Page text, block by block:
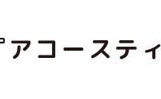
コースティ